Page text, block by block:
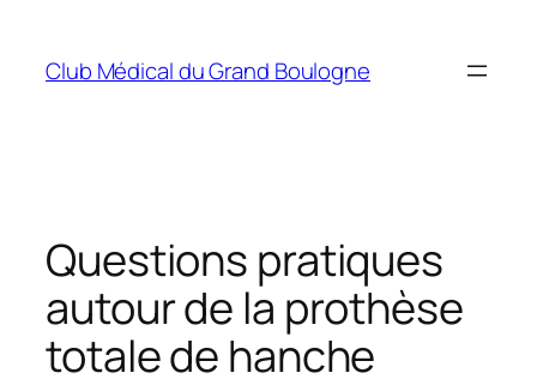
contenu
Club Médical du Grand Boulogne
Questions pratiques
autour de la prothèse
totale de hanche